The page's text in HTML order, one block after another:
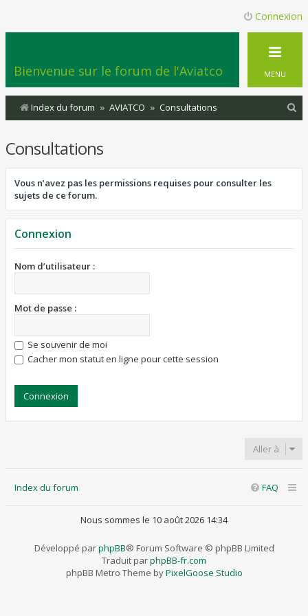
Connexion
Bienvenue sur le forum de l'Aviatco MENU
Index du forum AVIATCO Consultations
c
Consultations
Vous n’avez pas les permissions requises pour consulter les
sujets de ce forum.
Connexion
Nom d’utilisateur :
Mot de passe :
Se souvenir de moi
Cacher mon statut en ligne pour cette session
Aller à
Index du forum FAQ
Nous sommes le 10 août 2026 14:34
Développé parphpBB® Forum Software © phpBB Limited
Traduit parphpBB-fr.com
phpBB Metro Theme byPixelGoose Studio